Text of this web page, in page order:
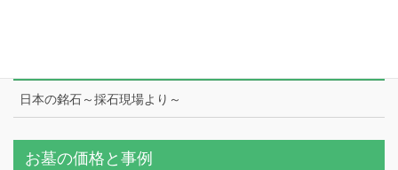
日本の銘石～採石現場より～
お墓の価格と事例